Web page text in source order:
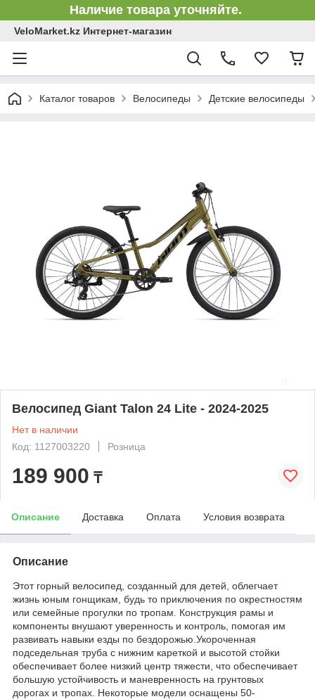
Наличие товара уточняйте.
VeloMarket.kz Интернет-магазин
Каталог товаров Велосипеды Детские велосипеды
Велосипед Giant Talon 24 Lite - 2024-2025
Нет в наличии
Код: 1127003220
Розница
189 900 ₸
Описание Доставка Оплата Условия возврата
Описание
Этот горный велосипед, созданный для детей, облегчает
жизнь юным гонщикам, будь то приключения по окрестностям
или семейные прогулки по тропам. Конструкция рамы и
компоненты внушают уверенность и контроль, помогая им
развивать навыки езды по бездорожью.Укороченная
подседельная труба с нижним кареткой и высотой стойки
обеспечивает более низкий центр тяжести, что обеспечивает
большую устойчивость и маневренность на грунтовых
дорогах и тропах. Некоторые модели оснащены 50-